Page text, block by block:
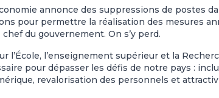
annonce des suppressions de postes
pour permettre la réalisation des mesures
du gouvernement. On s’y perd.
l’École, l’enseignement supérieur et la
pour dépasser les défis de notre pays :
revalorisation des personnels et